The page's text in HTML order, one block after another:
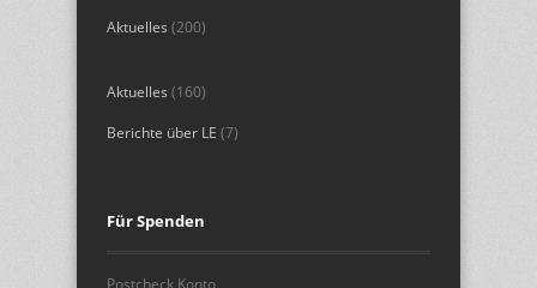
Aktuelles (200)
Aktuelles (160)
Berichte über LE (7)
Für Spenden
Postcheck Konto